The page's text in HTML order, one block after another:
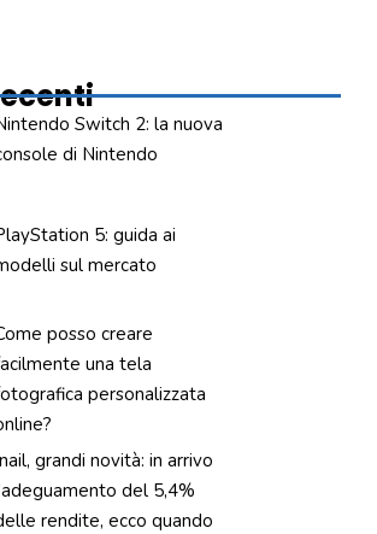
Switch 2: la nuova
di Nintendo
5: guida ai
sul mercato
posso creare
una tela
personalizzata
grandi novità: in arrivo
del 5,4%
rendite, ecco quando